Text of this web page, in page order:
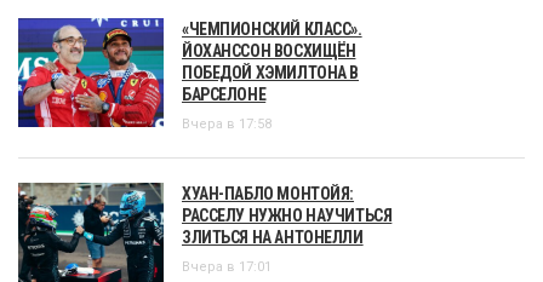
«ЧЕМПИОНСКИЙ КЛАСС».
ЙОХАНССОН ВОСХИЩЁН
ПОБЕДОЙ ХЭМИЛТОНА В
БАРСЕЛОНЕ
Вчера в 17:58
ХУАН-ПАБЛО МОНТОЙЯ:
РАССЕЛУ НУЖНО НАУЧИТЬСЯ
ЗЛИТЬСЯ НА АНТОНЕЛЛИ
Вчера в 17:01